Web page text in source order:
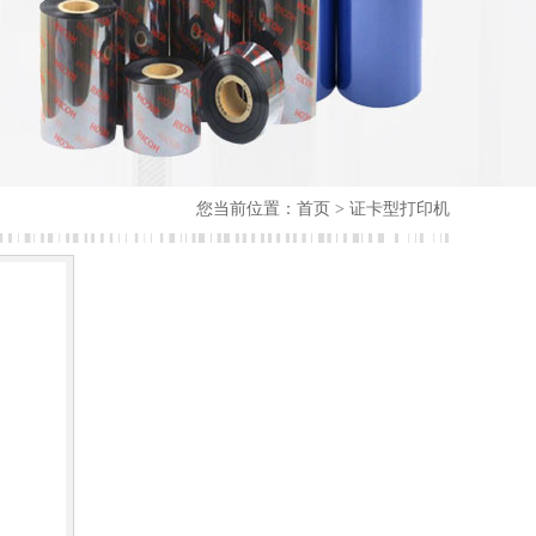
您当前位置： 首页 > 证卡型打印机